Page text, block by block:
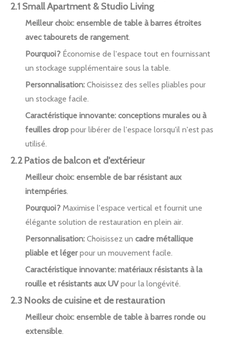
2.1 Small Apartment & Studio Living
Meilleur choix: ensemble de table à barres étroites
avec tabourets de rangement.
Pourquoi? Économise de l'espace tout en fournissant
un stockage supplémentaire sous la table.
Personnalisation: Choisissez des selles pliables pour
un stockage facile.
Caractéristique innovante: conceptions murales ou à
feuilles drop pour libérer de l'espace lorsqu'il n'est pas
utilisé.
2.2 Patios de balcon et d'extérieur
Meilleur choix: ensemble de bar résistant aux
intempéries.
Pourquoi? Maximise l'espace vertical et fournit une
élégante solution de restauration en plein air.
Personnalisation: Choisissez un cadre métallique
pliable et légerpour un mouvement facile.
Caractéristique innovante: matériaux résistants à la
rouille et résistants aux UVpour la longévité.
2.3 Nooks de cuisine et de restauration
Meilleur choix: ensemble de table à barres ronde ou
extensible.